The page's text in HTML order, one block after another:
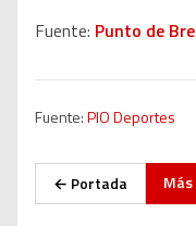
Fuente: Punto de
Fuente:PIO Deportes
← Portada